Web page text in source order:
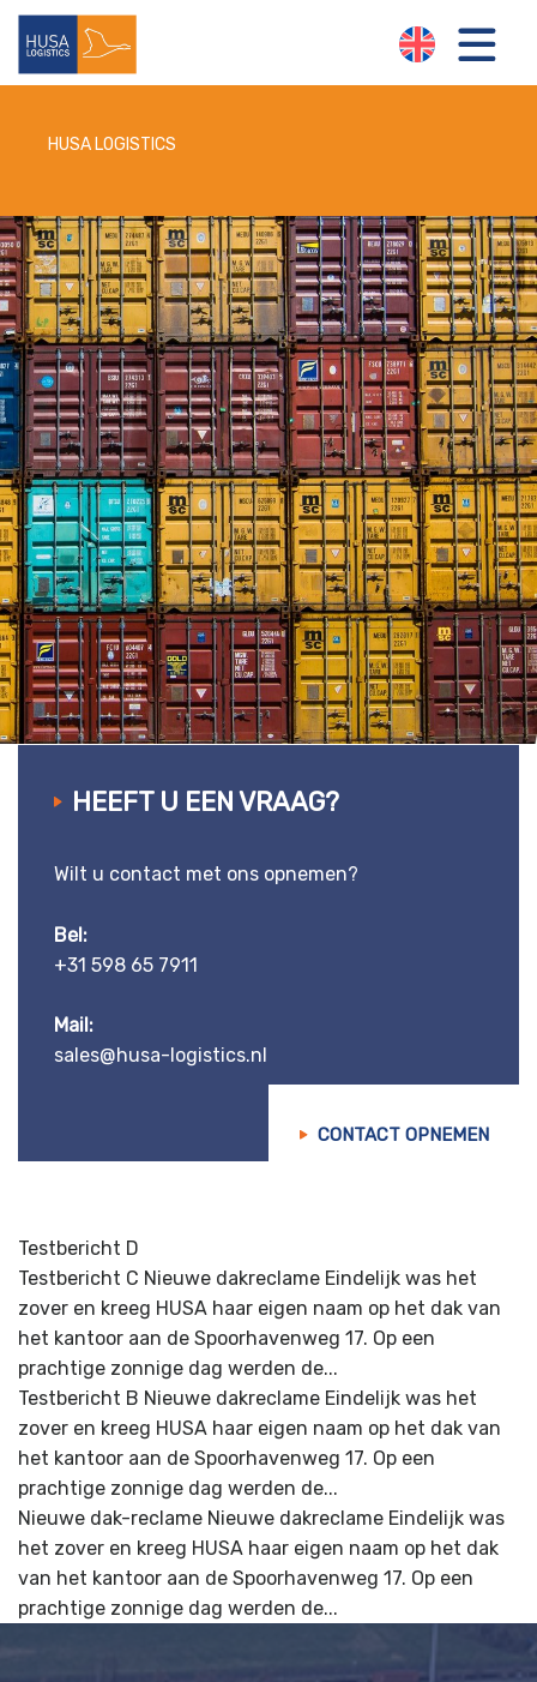
OVER ONS
NIEUWS
CONTACT
HUSA LOGISTICS
HEEFT U EEN VRAAG?
Wilt u contact met ons opnemen?
Bel:
+31 598 65 7911
Mail:
sales@husa-logistics.nl
CONTACT OPNEMEN
Testbericht D
Testbericht C Nieuwe dakreclame Eindelijk was het
zover en kreeg HUSA haar eigen naam op het dak van
het kantoor aan de Spoorhavenweg 17. Op een
prachtige zonnige dag werden de...
Testbericht B Nieuwe dakreclame Eindelijk was het
zover en kreeg HUSA haar eigen naam op het dak van
het kantoor aan de Spoorhavenweg 17. Op een
prachtige zonnige dag werden de...
Nieuwe dak-reclame Nieuwe dakreclame Eindelijk was
het zover en kreeg HUSA haar eigen naam op het dak
van het kantoor aan de Spoorhavenweg 17. Op een
prachtige zonnige dag werden de...